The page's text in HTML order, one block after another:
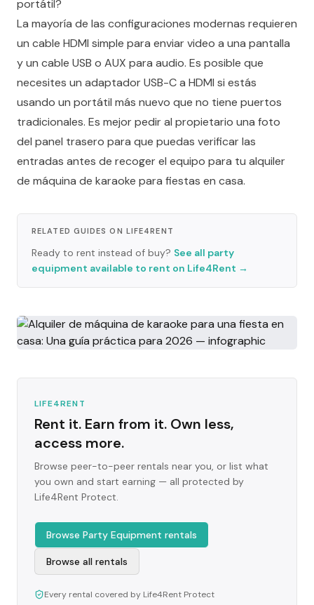
portátil?
La mayoría de las configuraciones modernas requieren
un cable HDMI simple para enviar video a una pantalla
y un cable USB o AUX para audio. Es posible que
necesites un adaptador USB-C a HDMI si estás
usando un portátil más nuevo que no tiene puertos
tradicionales. Es mejor pedir al propietario una foto
del panel trasero para que puedas verificar las
entradas antes de recoger el equipo para tu alquiler
de máquina de karaoke para fiestas en casa.
RELATED GUIDES ON LIFE4RENT
Ready to rent instead of buy? See all party
equipment available to rent on Life4Rent →
LIFE4RENT
Rent it. Earn from it. Own less,
access more.
Browse peer-to-peer rentals near you, or list what
you own and start earning — all protected by
Life4Rent Protect.
Browse Party Equipment rentals
Browse all rentals
Every rental covered by Life4Rent Protect